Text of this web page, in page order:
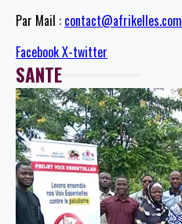
Par Mail : contact@afrikelles.com
FacebookX-twitter
SANTE